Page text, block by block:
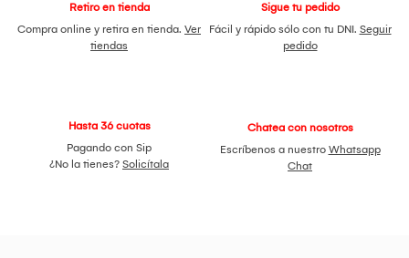
Retiro en tienda
Compra online y retira en tienda. Ver
tiendas
Sigue tu pedido
Fácil y rápido sólo con tu DNI. Seguir
pedido
Hasta 36 cuotas
Pagando con Sip
¿No la tienes? Solicítala
Chatea con nosotros
Escríbenos a nuestro Whatsapp
Chat